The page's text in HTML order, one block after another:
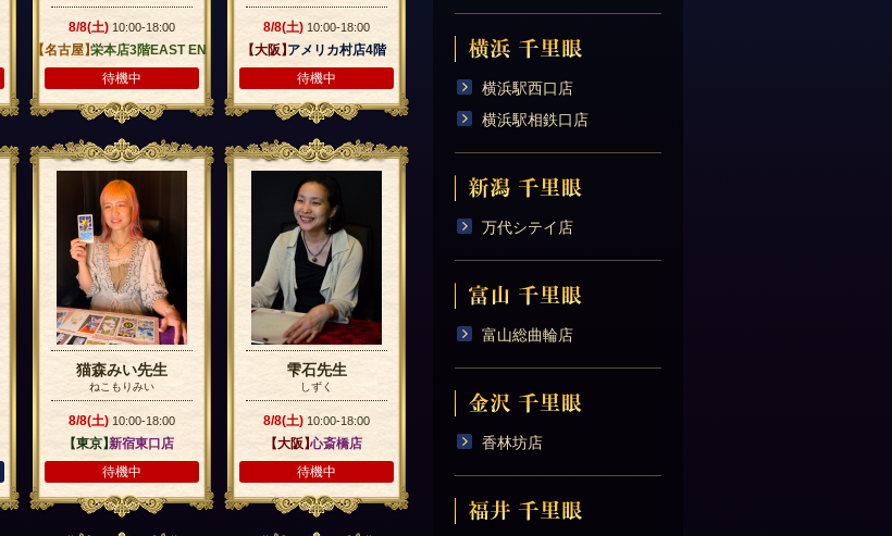
8/8(土) 10:00-18:00
【名古屋】栄本店3階EAST EN
D
待機中
8/8(土) 10:00-18:00
【大阪】アメリカ村店4階
待機中
猫森みい先生
ねこもりみい
8/8(土) 10:00-18:00
【東京】新宿東口店
待機中
雫石先生
しずく
8/8(土) 10:00-18:00
【大阪】心斎橋店
待機中
横浜駅西口店
横浜駅相鉄口店
万代シテイ店
富山総曲輪店
香林坊店